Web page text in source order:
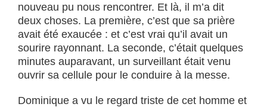
nouveau pu nous rencontrer. Et là, il m’a dit
deux choses. La première, c’est que sa prière
avait été exaucée : et c’est vrai qu’il avait un
sourire rayonnant. La seconde, c’était quelques
minutes auparavant, un surveillant était venu
ouvrir sa cellule pour le conduire à la messe.
Dominique a vu le regard triste de cet homme et